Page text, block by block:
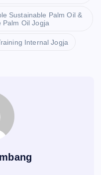
Sustainable Palm Oil &
Palm Oil Jogja
Internal Jogja